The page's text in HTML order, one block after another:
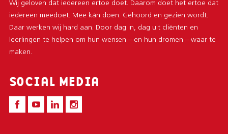
Wij geloven dat iedereen ertoe doet. Daarom doet het ertoe dat
iedereen meedoet. Mee kán doen. Gehoord en gezien wordt.
Daar werken wij hard aan. Door dag in, dag uit cliënten en
leerlingen te helpen om hun wensen – en hun dromen – waar te
maken.
SOCIAL MEDIA